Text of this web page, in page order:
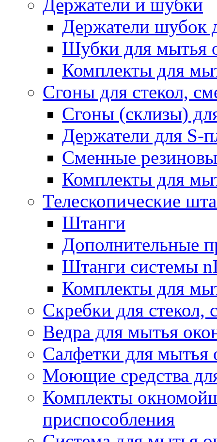
Держатели и шубки
Держатели шубок
Шубки для мытья
Комплекты для
Сгоны для стекол,
Сгоны (склизы)
Держатели для S-
Сменные
Комплекты для
Телескопические
Штанги
Дополнительные
Штанги системы
Комплекты для
Скребки для стекол,
Ведра для мытья
Салфетки для мытья
Моющие средства
Комплекты
приспособления